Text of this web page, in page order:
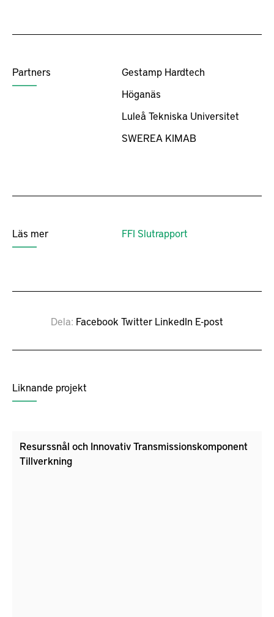
Partners
Gestamp Hardtech
Höganäs
Luleå Tekniska Universitet
SWEREA KIMAB
Läs mer FFI Slutrapport
Dela Facebook Twitter LinkedIn E-post
Liknande projekt
Resurssnål och Innovativ Transmissionskomponent
Tillverkning